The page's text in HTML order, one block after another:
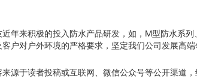
年来积极的投入防水产品研发，如，M型防水系
户对户外环境的严格要求，坚定我们公司发展高端
来源于读者投稿或互联网、微信公众号等公开渠道